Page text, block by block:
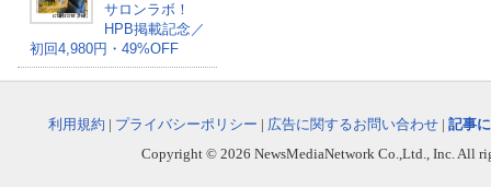
サロンラボ！
HPB掲載記念／
初回4,980円・49%OFF
利用規約 | プライバシーポリシー | 広告に関するお問い合わせ | 記事
Copyright © 2026 NewsMediaNetwork Co.,Ltd., Inc. All